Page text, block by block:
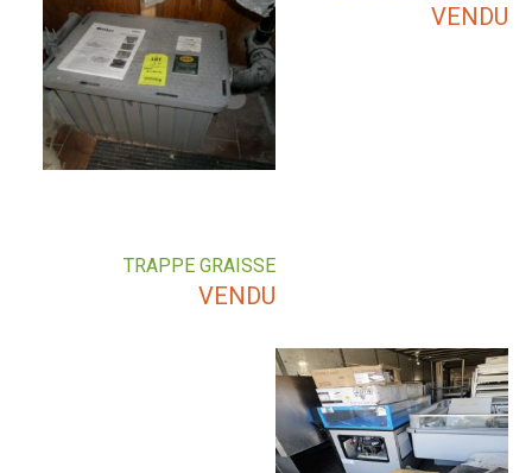
VENDU
TRAPPE GRAISSE
VENDU